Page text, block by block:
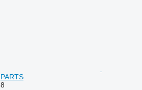
PARTS
8